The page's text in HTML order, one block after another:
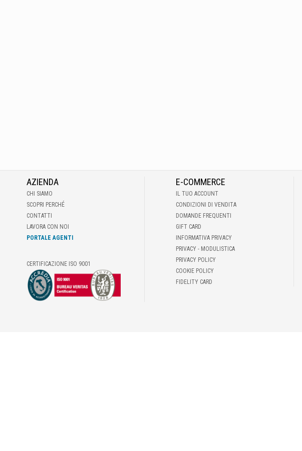
AZIENDA
CHI SIAMO
SCOPRI PERCHÉ
CONTATTI
LAVORA CON NOI
PORTALE AGENTI
CERTIFICAZIONE ISO 9001
E-COMMERCE
IL TUO ACCOUNT
CONDIZIONI DI VENDITA
DOMANDE FREQUENTI
GIFT CARD
INFORMATIVA PRIVACY
PRIVACY - MODULISTICA
PRIVACY POLICY
COOKIE POLICY
FIDELITY CARD